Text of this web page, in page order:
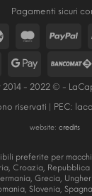
Pagamenti sicuri
2014 - 2022 © -
riservati | PEC:
website: credits
preferite per
Croazia, Repubblica
Grecia,
Slovenia,